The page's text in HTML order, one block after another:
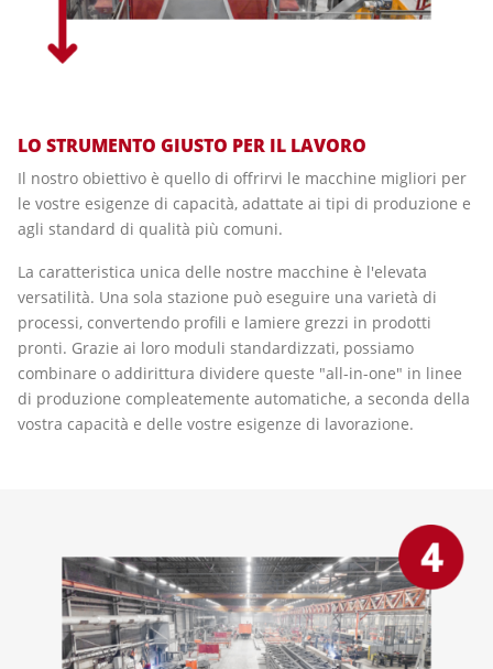
LO STRUMENTO GIUSTO PER IL LAVORO
Il nostro obiettivo è quello di offrirvi le macchine migliori per
le vostre esigenze di capacità, adattate ai tipi di produzione e
agli standard di qualità più comuni.
La caratteristica unica delle nostre macchine è l'elevata
versatilità. Una sola stazione può eseguire una varietà di
processi, convertendo profili e lamiere grezzi in prodotti
pronti. Grazie ai loro moduli standardizzati, possiamo
combinare o addirittura dividere queste "all-in-one" in linee
di produzione compleatemente automatiche, a seconda della
vostra capacità e delle vostre esigenze di lavorazione.